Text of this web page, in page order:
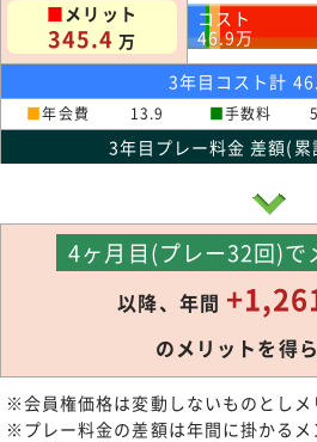
■メリット
345.4 万
コスト
46.9万
3年目コスト計
■年会費 13.9 ■手数料
3年目プレー料金 差額(
4ヶ月目(プレー32回)で
以降、年間
のメリットを得
※会員権価格は変動しないものとしメ
※プレー料金の差額は年間に掛かる